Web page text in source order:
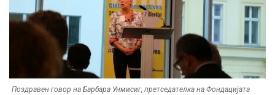
Поздравен говор на Барбара Унмисиг, претседателка на Фондацијата